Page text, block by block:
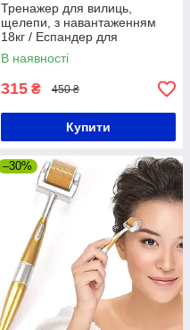
Тренажер для вилиць,
щелепи, з навантаженням
18кг / Еспандер для
жувальних м'язів / Гумовий
масажер для вилиць
В наявності
315 ₴ 450 ₴
Купити
–30%